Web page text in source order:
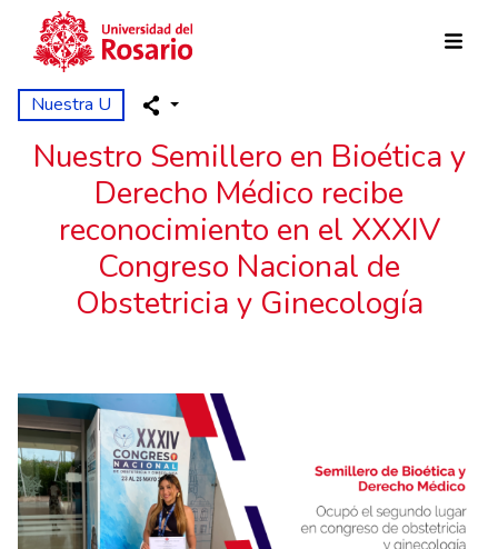
Pasar al contenido principal
Nuestra U
Nuestro Semillero en Bioética y
Derecho Médico recibe
reconocimiento en el XXXIV
Congreso Nacional de
Obstetricia y Ginecología